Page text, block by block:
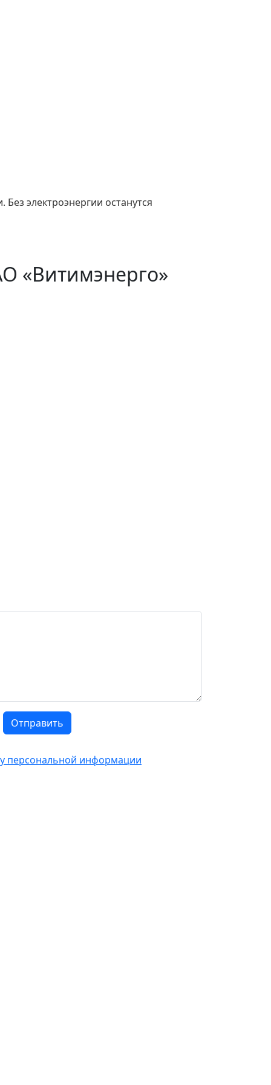
электроэнергии останутся
«Витимэнерго»
Отправить
персональной информации